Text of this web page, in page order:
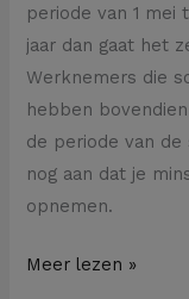
periode van 1 mei
jaar dan gaat het
Werknemers die
hebben
de periode van
nog aan dat je
opnemen.
Meer lezen »